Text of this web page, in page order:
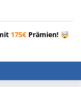
175€ Prämien! 🤯